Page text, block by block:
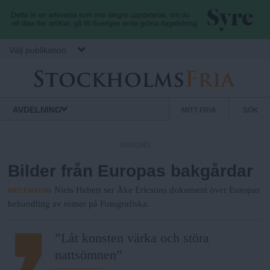
Hoppa till huvudinnehåll
Välj publikation
S
o
c
k
AVDELNING
n
d
m
Bilder från Europas bakgårdar
RECENSION
Niels Hebert ser Åke Ericsons dokument över Europas
behandling av romer på Fotografiska.
”Låt konsten värka och störa
nattsömnen”